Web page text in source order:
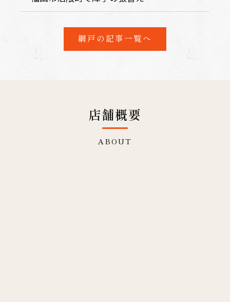
網戸の記事一覧へ
店舗概要
ABOUT